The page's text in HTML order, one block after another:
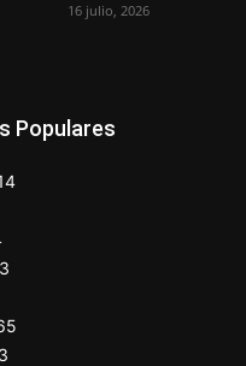
16 julio, 2026
Populares